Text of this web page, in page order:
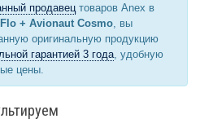
продавец товаров Anex в
+ Avionaut Cosmo , вы
оригинальную продукцию
гарантией 3 года , удобную
цены.